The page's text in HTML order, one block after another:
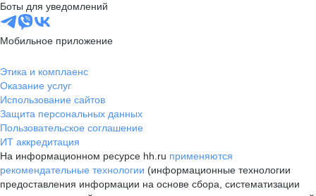
Боты для уведомлений
Мобильное приложение
Этика и комплаенс
Оказание услуг
Использование сайтов
Защита персональных данных
Пользовательское соглашение
ИТ аккредитация
На информационном ресурсе hh.ru применяются
рекомендательные технологии (информационные технологии
предоставления информации на основе сбора, систематизации